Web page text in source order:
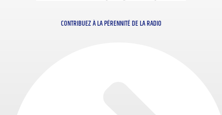
CONTRIBUEZ À LA PÉRENNITÉ DE LA RADIO